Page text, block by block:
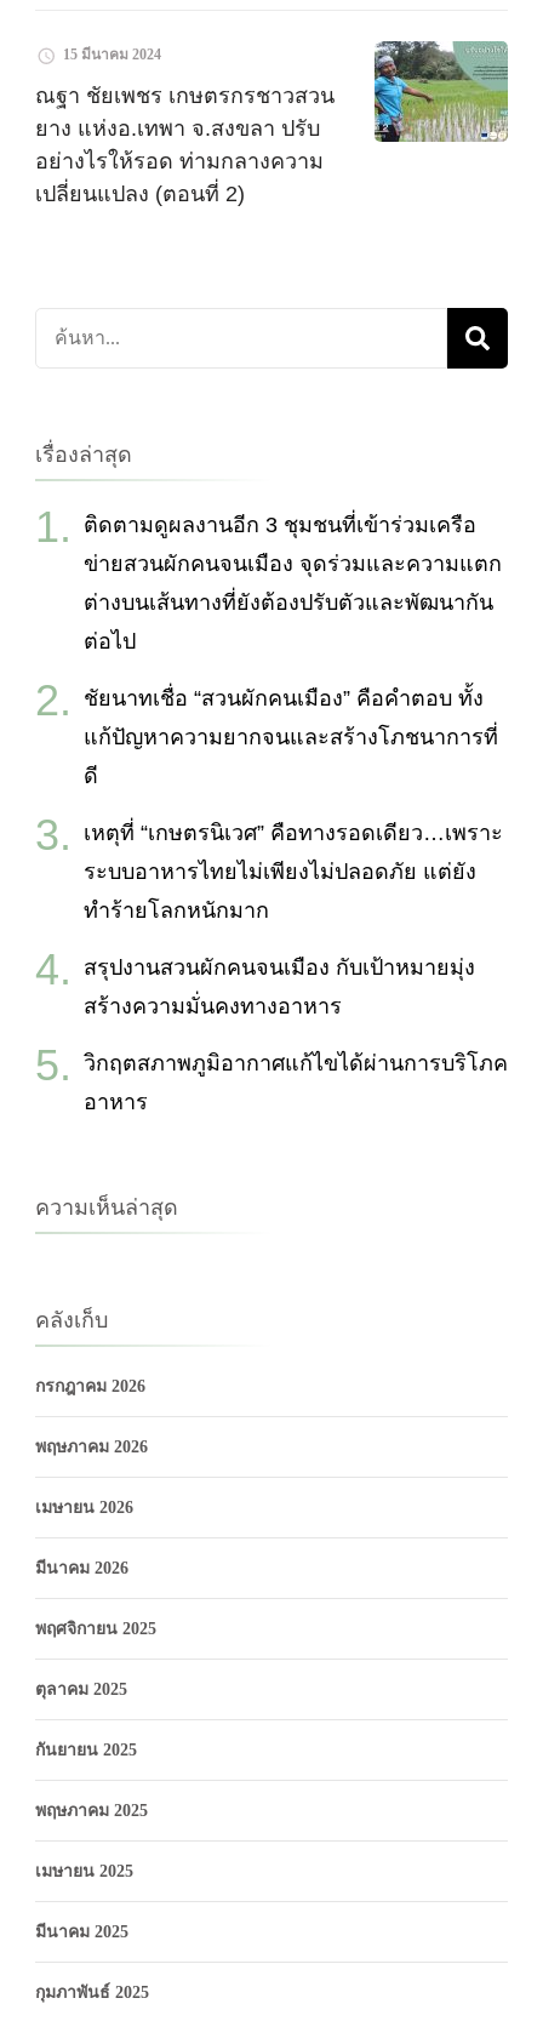
15 มีนาคม 2024
ณฐา ชัยเพชร เกษตรกรชาวสวน
ยาง แห่งอ.เทพา จ.สงขลา ปรับ
อย่างไรให้รอด ท่ามกลางความ
เปลี่ยนแปลง (ตอนที่ 2)
ค้นหา
เกี่ยว
เรื่องล่าสุด
ติดตามดูผลงานอีก 3 ชุมชนที่เข้าร่วมเครือ
ข่ายสวนผักคนจนเมือง จุดร่วมและความแตก
ต่างบนเส้นทางที่ยังต้องปรับตัวและพัฒนากัน
ต่อไป
ชัยนาทเชื่อ “สวนผักคนเมือง” คือคำตอบ ทั้ง
แก้ปัญหาความยากจนและสร้างโภชนาการที่
ดี
เหตุที่ “เกษตรนิเวศ” คือทางรอดเดียว…เพราะ
ระบบอาหารไทยไม่เพียงไม่ปลอดภัย แต่ยัง
ทำร้ายโลกหนักมาก
สรุปงานสวนผักคนจนเมือง กับเป้าหมายมุ่ง
สร้างความมั่นคงทางอาหาร
วิกฤตสภาพภูมิอากาศแก้ไขได้ผ่านการบริโภค
อาหาร
ความเห็นล่าสุด
คลังเก็บ
กรกฎาคม 2026
พฤษภาคม 2026
เมษายน 2026
มีนาคม 2026
พฤศจิกายน 2025
ตุลาคม 2025
กันยายน 2025
พฤษภาคม 2025
เมษายน 2025
มีนาคม 2025
กุมภาพันธ์ 2025